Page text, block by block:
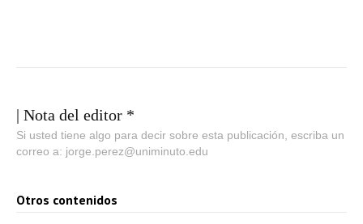
| Nota del editor *
Si usted tiene algo para decir sobre esta publicación, escriba un
correo a: jorge.perez@uniminuto.edu
Otros contenidos